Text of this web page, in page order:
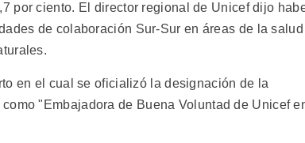
por ciento. El director regional de Unicef dijo
de colaboración Sur-Sur en áreas de la salud
en el cual se oficializó la designación de la
"Embajadora de Buena Voluntad de Unicef